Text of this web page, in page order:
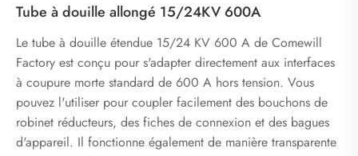
Tube à douille allongé 15/24KV 600A
Le tube à douille étendue 15/24 KV 600 A de Comewill
Factory est conçu pour s'adapter directement aux interfaces
à coupure morte standard de 600 A hors tension. Vous
pouvez l'utiliser pour coupler facilement des bouchons de
robinet réducteurs, des fiches de connexion et des bagues
d'appareil. Il fonctionne également de manière transparente